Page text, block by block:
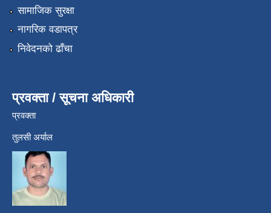
सामाजिक सुरक्षा
नागरिक वडापत्र
निवेदनको ढाँचा
प्रवक्ता / सूचना अधिकारी
प्रवक्ता
तुलसी अर्याल